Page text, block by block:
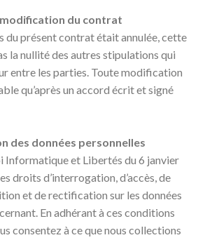
du contrat
du présent contrat était annulée, cette
la nullité des autres stipulations qui
entre les parties. Toute modification
qu’après un accord écrit et signé
des données personnelles
Informatique et Libertés du 6 janvier
droits d’interrogation, d’accès, de
et de rectification sur les données
En adhérant à ces conditions
consentez à ce que nous collections